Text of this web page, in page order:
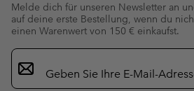
Melde dich für unseren Newsletter an
auf deine erste Bestellung, wenn du
einen Warenwert von 150 € einkaufst.
Newsletter-
Anmeldung